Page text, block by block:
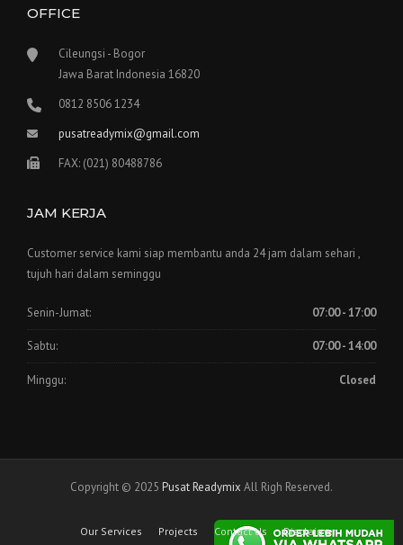
OFFICE
Cileungsi - Bogor
Jawa Barat Indonesia 16820
0812 8506 1234
pusatreadymix@gmail.com
FAX: (021) 80488786
JAM KERJA
Customer service kami siap membantu anda 24 jam dalam sehari ,
tujuh hari dalam seminggu
Senin-Jumat: 07:00 - 17:00
Sabtu: 07:00 - 14:00
Minggu: Closed
Copyright © 2025 Pusat Readymix All Righ Reserved.
Our Services Projects Contact Us
Disclaimer